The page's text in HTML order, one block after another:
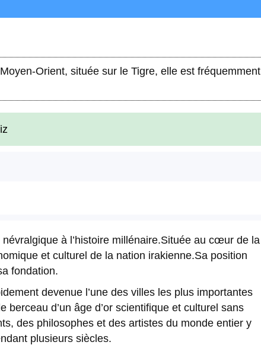
Orient, située sur le Tigre, elle est fréquemment
à l’histoire millénaire.Située au cœur de la
et culturel de la nation irakienne.Sa position
fondation.
devenue l’une des villes les plus importantes
d’un âge d’or scientifique et culturel sans
des philosophes et des artistes du monde entier y
plusieurs siècles.